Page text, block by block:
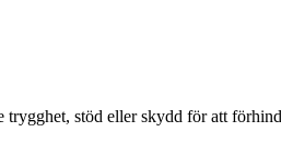
stöd eller skydd för att